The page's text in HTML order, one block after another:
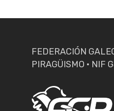
FEDERACIÓN
PIRAGÜISMO · NIF